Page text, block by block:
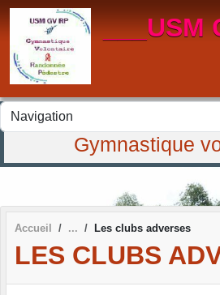
___USM
Gymnastique
Accueil Les clubs adverses
LES CLUBS
Panneau de gestion des cookies